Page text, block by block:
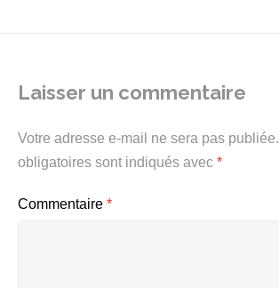
Laisser un commentaire
Votre adresse e-mail ne sera pas publiée.
obligatoires sont indiqués avec *
Commentaire *